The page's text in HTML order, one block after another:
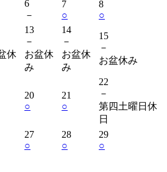
6
－
7
○
8
○
休
13
－
お盆休
み
14
－
お盆休
み
15
－
お盆休み
20
○
21
○
22
－
第四土曜日休
日
27
○
28
○
29
○